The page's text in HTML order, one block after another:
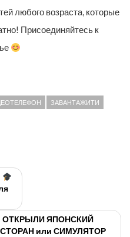
любого возраста, которые
Присоединяйтесь к
ЗАВАНТАЖИТИ
ОТКРЫЛИ ЯПОНСКИЙ
или СИМУЛЯТОР